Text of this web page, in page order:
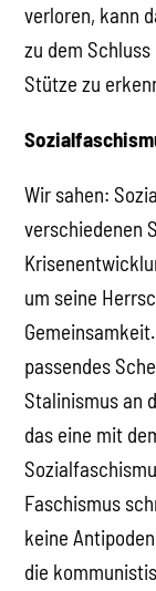
verloren, kann
zu dem
Stütze zu
Wir sahen:
verschiedenen
um seine
passendes
Stalinismus an
das eine mit
Faschismus
keine
die